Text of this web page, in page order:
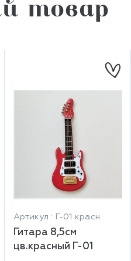
товар
Артикул : Г-01 красн.
Гитара 8,5см
цв.красный Г-01